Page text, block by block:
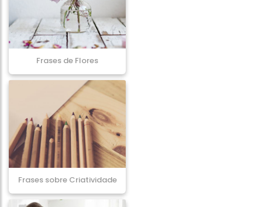
Frases de Flores
Frases sobre Criatividade